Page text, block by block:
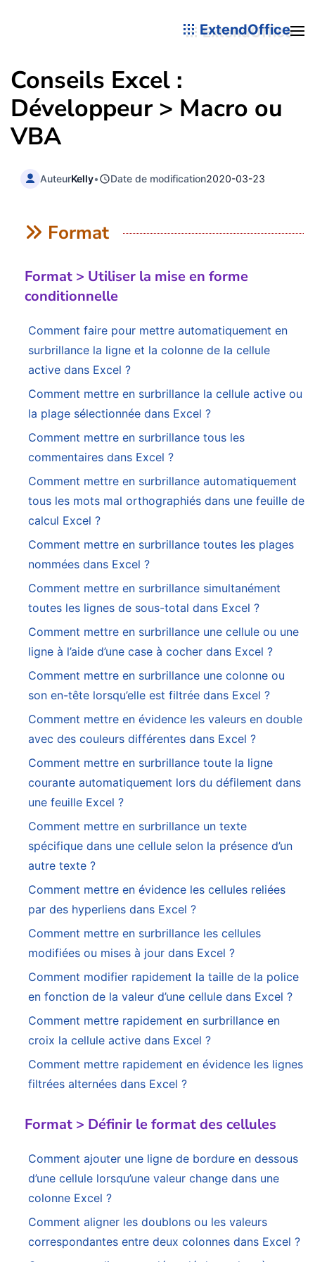
ExtendOffice
Conseils Excel :
Développeur > Macro ou
VBA
AuteurKelly• Date de modification2020-03-23
Format
Format > Utiliser la mise en forme
conditionnelle
Comment faire pour mettre automatiquement en
surbrillance la ligne et la colonne de la cellule
active dans Excel ?
Comment mettre en surbrillance la cellule active ou
la plage sélectionnée dans Excel ?
Comment mettre en surbrillance tous les
commentaires dans Excel ?
Comment mettre en surbrillance automatiquement
tous les mots mal orthographiés dans une feuille de
calcul Excel ?
Comment mettre en surbrillance toutes les plages
nommées dans Excel ?
Comment mettre en surbrillance simultanément
toutes les lignes de sous-total dans Excel ?
Comment mettre en surbrillance une cellule ou une
ligne à l’aide d’une case à cocher dans Excel ?
Comment mettre en surbrillance une colonne ou
son en-tête lorsqu’elle est filtrée dans Excel ?
Comment mettre en évidence les valeurs en double
avec des couleurs différentes dans Excel ?
Comment mettre en surbrillance toute la ligne
courante automatiquement lors du défilement dans
une feuille Excel ?
Comment mettre en surbrillance un texte
spécifique dans une cellule selon la présence d’un
autre texte ?
Comment mettre en évidence les cellules reliées
par des hyperliens dans Excel ?
Comment mettre en surbrillance les cellules
modifiées ou mises à jour dans Excel ?
Comment modifier rapidement la taille de la police
en fonction de la valeur d’une cellule dans Excel ?
Comment mettre rapidement en surbrillance en
croix la cellule active dans Excel ?
Comment mettre rapidement en évidence les lignes
filtrées alternées dans Excel ?
Format > Définir le format des cellules
Comment ajouter une ligne de bordure en dessous
d’une cellule lorsqu’une valeur change dans une
colonne Excel ?
Comment aligner les doublons ou les valeurs
correspondantes entre deux colonnes dans Excel ?